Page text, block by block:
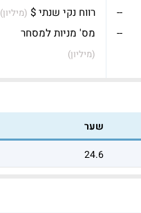
--
--
רווח נקי שנתי $ (מיליון)
מס' מניות למסחר
(מיליון)
שער
24.6